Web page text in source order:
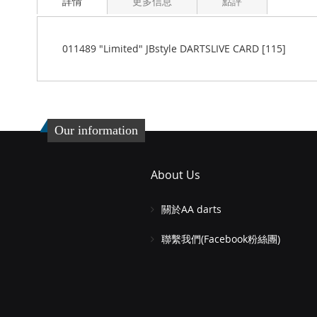
beginning
011489 "Limited" JBstyle DARTSLIVE CARD [115]
Our information
About Us
關於AA darts
聯繫我們(Facebook粉絲團)